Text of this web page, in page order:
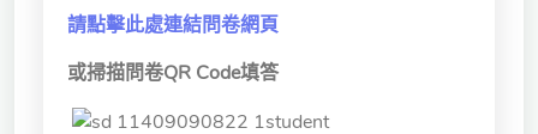
請點擊此處連結問卷網頁
或掃描問卷QR Code填答